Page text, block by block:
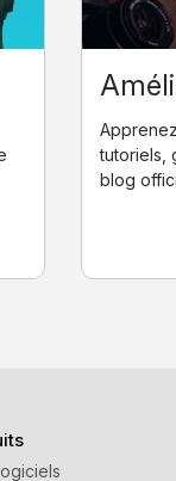
tutoriels,
blog